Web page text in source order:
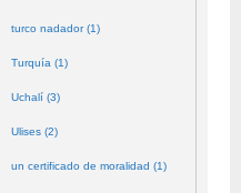
turco nadador (1)
Turquía (1)
Uchalí (3)
Ulises (2)
un certificado de moralidad (1)